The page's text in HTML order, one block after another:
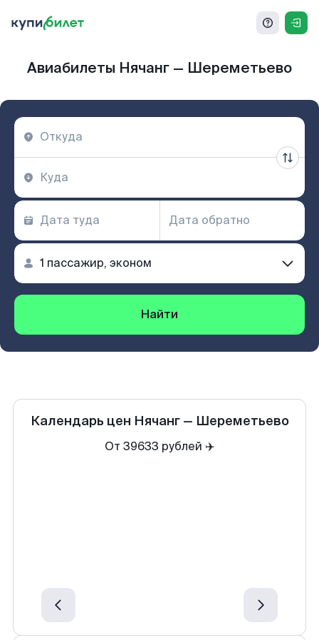
Авиабилеты Нячанг — Шереметьево
Найти
Календарь цен Нячанг— Шереметьево
От 39633 рублей ✈️